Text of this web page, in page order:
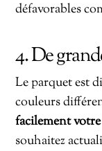
défavorables
4. De
Le parquet est
couleurs
facilement
souhaitez